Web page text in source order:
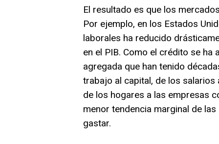
El resultado es que los
Por ejemplo, en los Estados
laborales ha reducido
en el PIB. Como el crédito se
agregada que han tenido
trabajo al capital, de los
de los hogares a las empresas
menor tendencia marginal de
gastar.